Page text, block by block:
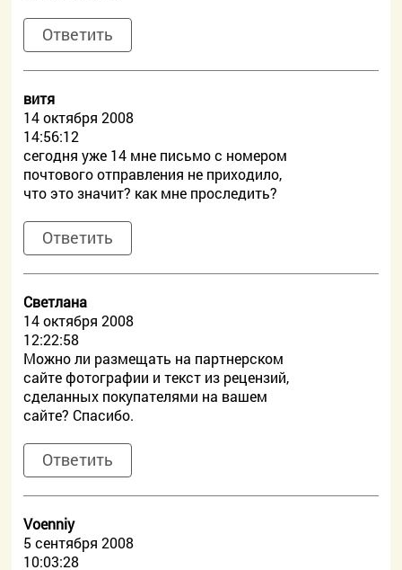
Ответить
витя
14 октября 2008
14:56:12
сегодня уже 14 мне письмо с номером
почтового отправления не приходило,
что это значит? как мне проследить?
Ответить
Светлана
14 октября 2008
12:22:58
Можно ли размещать на партнерском
сайте фотографии и текст из рецензий,
сделанных покупателями на вашем
сайте? Спасибо.
Ответить
Voenniy
5 сентября 2008
10:03:28